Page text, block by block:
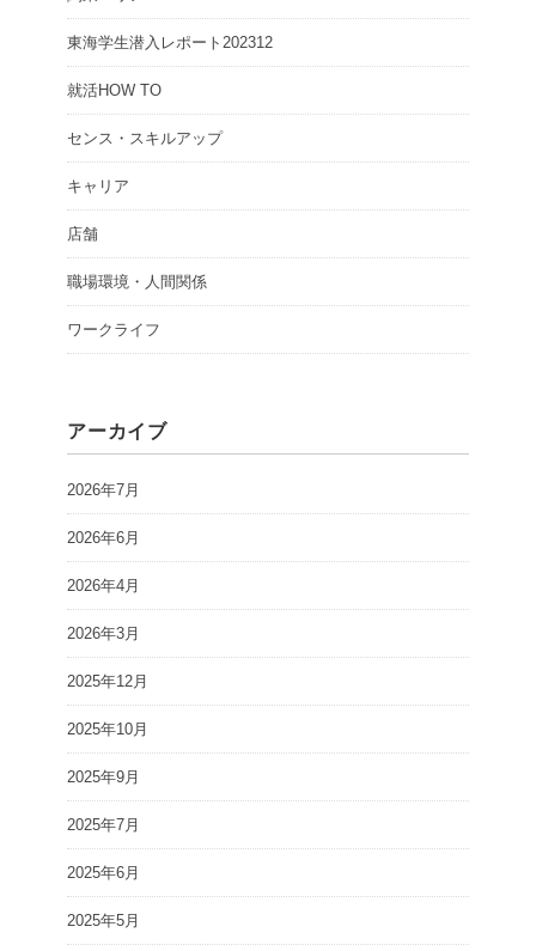
東海学生潜入レポート202312
就活HOW TO
センス・スキルアップ
キャリア
店舗
職場環境・人間関係
ワークライフ
アーカイブ
2026年7月
2026年6月
2026年4月
2026年3月
2025年12月
2025年10月
2025年9月
2025年7月
2025年6月
2025年5月